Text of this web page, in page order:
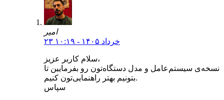
امیر
۲۳ خرداد ۱۴۰۵ - ۱۰:۱۹
سلام کاربر عزیز،
نسخه‌ی سیستم‌عامل و مدل دستگاه‌تون رو بفرمایین تا
بتونیم بهتر راهنمایی‌تون کنیم.
سپاس